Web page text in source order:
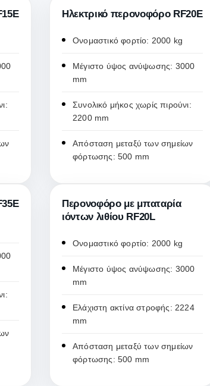
Ηλεκτρικό περονοφόρο RF20E
Ονομαστικό φορτίο: 2000 kg
Μέγιστο ύψος ανύψωσης: 3000
mm
Συνολικό μήκος χωρίς πιρούνι:
2200 mm
Απόσταση μεταξύ των σημείων
φόρτωσης: 500 mm
Περονοφόρο με μπαταρία
ιόντων λιθίου RF20L
Ονομαστικό φορτίο: 2000 kg
Μέγιστο ύψος ανύψωσης: 3000
mm
Ελάχιστη ακτίνα στροφής: 2224
mm
Απόσταση μεταξύ των σημείων
φόρτωσης: 500 mm